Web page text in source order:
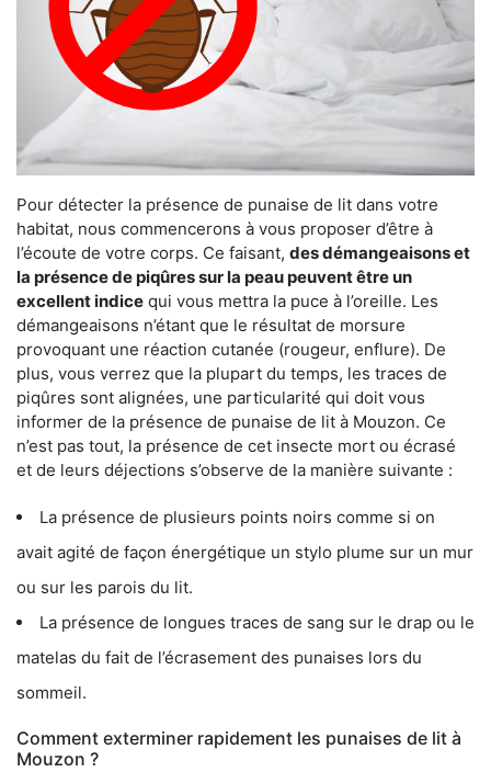
Pour détecter la présence de punaise de lit dans votre
habitat, nous commencerons à vous proposer d’être à
l’écoute de votre corps. Ce faisant, des démangeaisons et
la présence de piqûres sur la peau peuvent être un
excellent indice qui vous mettra la puce à l’oreille. Les
démangeaisons n’étant que le résultat de morsure
provoquant une réaction cutanée (rougeur, enflure). De
plus, vous verrez que la plupart du temps, les traces de
piqûres sont alignées, une particularité qui doit vous
informer de la présence de punaise de lit à Mouzon. Ce
n’est pas tout, la présence de cet insecte mort ou écrasé
et de leurs déjections s’observe de la manière suivante :
La présence de plusieurs points noirs comme si on
avait agité de façon énergétique un stylo plume sur un mur
ou sur les parois du lit.
La présence de longues traces de sang sur le drap ou le
matelas du fait de l’écrasement des punaises lors du
sommeil.
Comment exterminer rapidement les punaises de lit à
Mouzon ?